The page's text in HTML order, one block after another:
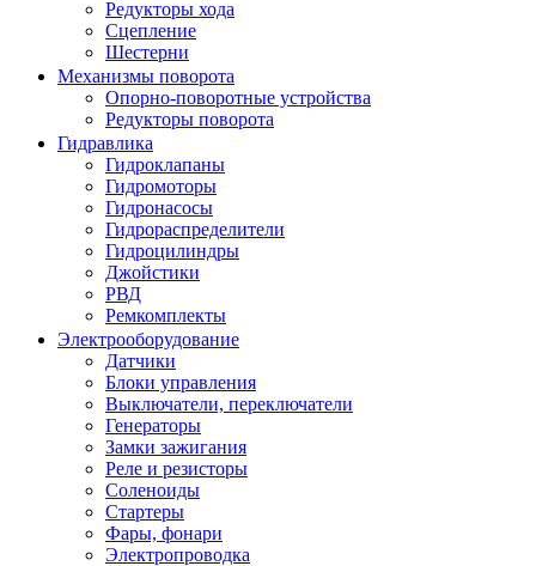
Редукторы хода
Сцепление
Шестерни
Механизмы поворота
Опорно-поворотные устройства
Редукторы поворота
Гидравлика
Гидроклапаны
Гидромоторы
Гидронасосы
Гидрораспределители
Гидроцилиндры
Джойстики
РВД
Ремкомплекты
Электрооборудование
Датчики
Блоки управления
Выключатели, переключатели
Генераторы
Замки зажигания
Реле и резисторы
Соленоиды
Стартеры
Фары, фонари
Электропроводка